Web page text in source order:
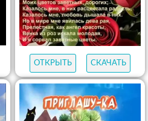
ОТКРЫТЬ СКАЧАТЬ